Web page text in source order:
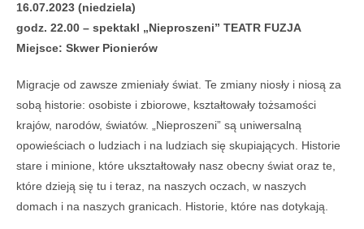
16.07.2023 (niedziela)
godz. 22.00 – spektakl „Nieproszeni” TEATR FUZJA
Miejsce: Skwer Pionierów
Migracje od zawsze zmieniały świat. Te zmiany niosły i niosą za
sobą historie: osobiste i zbiorowe, kształtowały tożsamości
krajów, narodów, światów. „Nieproszeni” są uniwersalną
opowieściach o ludziach i na ludziach się skupiających. Historie
stare i minione, które ukształtowały nasz obecny świat oraz te,
które dzieją się tu i teraz, na naszych oczach, w naszych
domach i na naszych granicach. Historie, które nas dotykają.